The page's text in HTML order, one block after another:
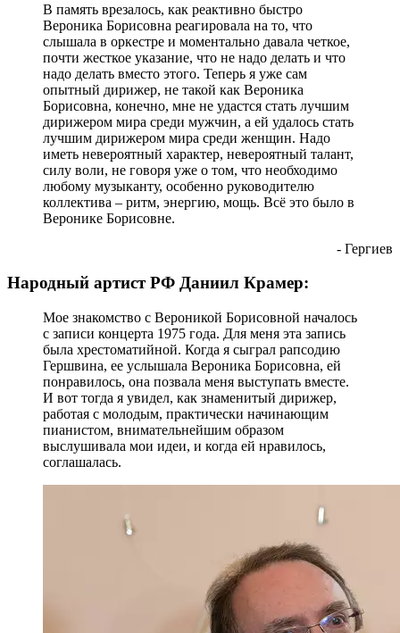
В память врезалось, как реактивно быстро
Вероника Борисовна реагировала на то, что
слышала в оркестре и моментально давала четкое,
почти жесткое указание, что не надо делать и что
надо делать вместо этого. Теперь я уже сам
опытный дирижер, не такой как Вероника
Борисовна, конечно, мне не удастся стать лучшим
дирижером мира среди мужчин, а ей удалось стать
лучшим дирижером мира среди женщин. Надо
иметь невероятный характер, невероятный талант,
силу воли, не говоря уже о том, что необходимо
любому музыканту, особенно руководителю
коллектива – ритм, энергию, мощь. Всё это было в
Веронике Борисовне.
- Гергиев
Народный артист РФ Даниил Крамер:
Мое знакомство с Вероникой Борисовной началось
с записи концерта 1975 года. Для меня эта запись
была хрестоматийной. Когда я сыграл рапсодию
Гершвина, ее услышала Вероника Борисовна, ей
понравилось, она позвала меня выступать вместе.
И вот тогда я увидел, как знаменитый дирижер,
работая с молодым, практически начинающим
пианистом, внимательнейшим образом
выслушивала мои идеи, и когда ей нравилось,
соглашалась.